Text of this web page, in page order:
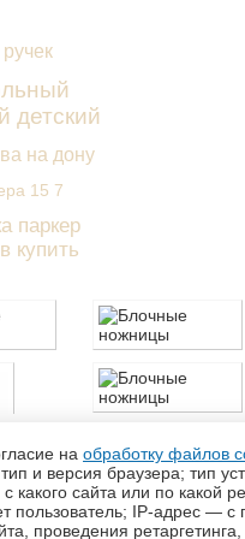
детский
на дону
15 7
паркер
купить
персональных данных
Адрес:
Тел.
Тел.
E-mail
на обработку файлов
и версия браузера; тип
какого сайта или по какой
пользователь; IP-адрес —
проведения ретаргетинга,